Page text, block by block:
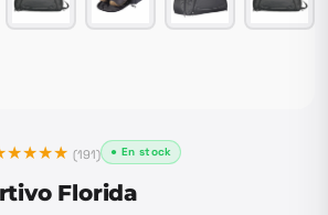
(191) ● En stock
Florida